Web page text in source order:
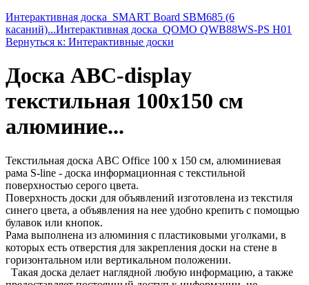
Интерактивная доска_SMART Board SBM685 (6
касаний)...Интерактивная доска_QOMO QWB88WS-PS H01
Вернуться к: Интерактивные доски
Доска ABC-display
текстильная 100х150 см
алюминие...
Текстильная доска ABC Office 100 x 150 см, алюминиевая
рама S-line - доска информационная с текстильной
поверхностью серого цвета.
Поверхность доски для объявлений изготовлена из текстиля
синего цвета, а объявления на нее удобно крепить с помощью
булавок или кнопок.
Рама выполнена из алюминия с пластиковыми уголками, в
которых есть отверстия для закрепления доски на стене в
горизонтальном или вертикальном положении.
Такая доска делает наглядной любую информацию, а также